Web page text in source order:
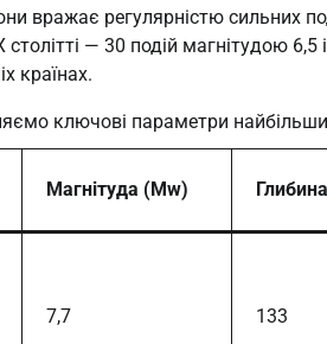
вражає регулярністю сильних
— 30 подій магнітудою
країнах.
ключові параметри
Магнітуда (Mw)
7,7 133